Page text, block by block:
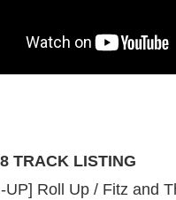
TRACK LISTING
UP] Roll Up / Fitz and